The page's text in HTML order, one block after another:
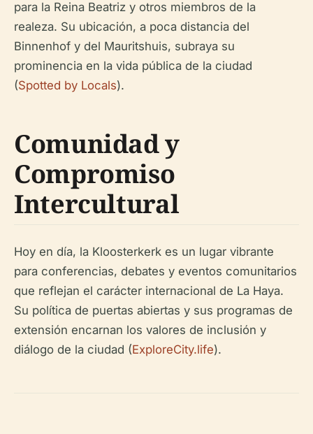
para la Reina Beatriz y otros miembros de la
realeza. Su ubicación, a poca distancia del
Binnenhof y del Mauritshuis, subraya su
prominencia en la vida pública de la ciudad
(Spotted by Locals).
Comunidad y
Compromiso
Intercultural
Hoy en día, la Kloosterkerk es un lugar vibrante
para conferencias, debates y eventos comunitarios
que reflejan el carácter internacional de La Haya.
Su política de puertas abiertas y sus programas de
extensión encarnan los valores de inclusión y
diálogo de la ciudad (ExploreCity.life).